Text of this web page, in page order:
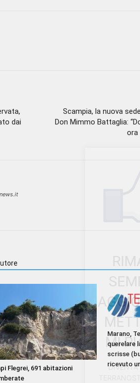
dai
Scampia, la nuova
Don Mimmo Battaglia:
ora
Flegrei, 691 abitazioni
Marano,
querelare
scrisse
ricevuto
MI
DIVENTA